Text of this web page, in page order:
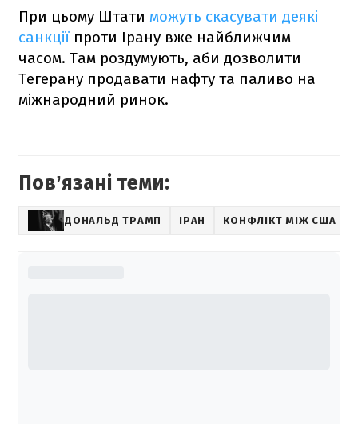
При цьому Штати можуть скасувати деякі
санкції проти Ірану вже найближчим
часом. Там роздумують, аби дозволити
Тегерану продавати нафту та паливо на
міжнародний ринок.
Повʼязані теми:
ДОНАЛЬД ТРАМП ІРАН КОНФЛІКТ МІЖ США ТА